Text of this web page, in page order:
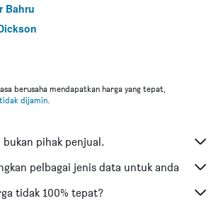
Bahru
berusaha mendapatkan harga yang tepat,
dijamin.
bukan pihak penjual.
pelbagai jenis data untuk anda
tidak 100% tepat?